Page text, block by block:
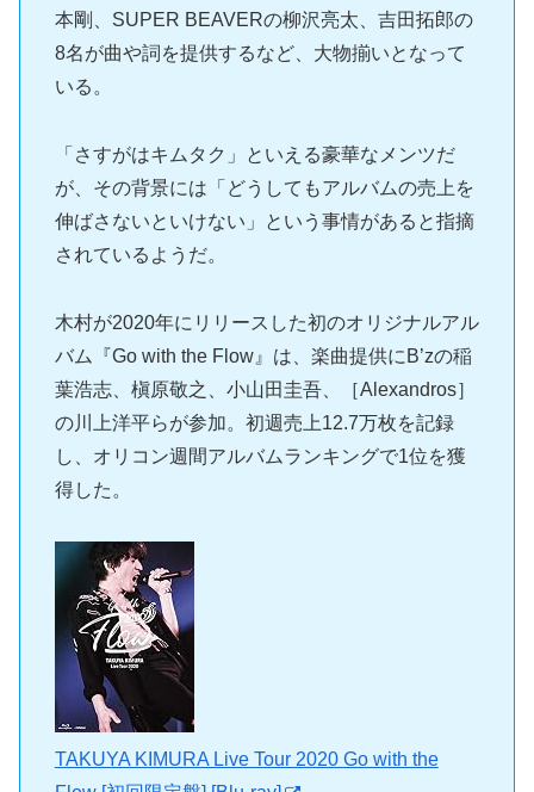
本剛、SUPER BEAVERの柳沢亮太、吉田拓郎の
8名が曲や詞を提供するなど、大物揃いとなって
いる。
「さすがはキムタク」といえる豪華なメンツだ
が、その背景には「どうしてもアルバムの売上を
伸ばさないといけない」という事情があると指摘
されているようだ。
木村が2020年にリリースした初のオリジナルアル
バム『Go with the Flow』は、楽曲提供にB’zの稲
葉浩志、槇原敬之、小山田圭吾、［Alexandros］
の川上洋平らが参加。初週売上12.7万枚を記録
し、オリコン週間アルバムランキングで1位を獲
得した。
TAKUYA KIMURA Live Tour 2020 Go with the